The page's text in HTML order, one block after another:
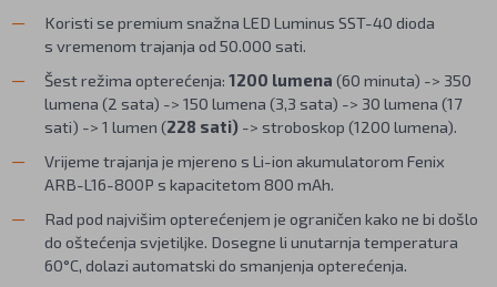
Koristi se premium snažna LED Luminus SST-40 dioda
s vremenom trajanja od 50.000 sati.
Šest režima opterećenja: 1200 lumena (60 minuta) -> 350
lumena (2 sata) -> 150 lumena (3,3 sata) -> 30 lumena (17
sati) -> 1 lumen (228 sati) -> stroboskop (1200 lumena).
Vrijeme trajanja je mjereno s Li-ion akumulatorom Fenix
ARB-L16-800P s kapacitetom 800 mAh.
Rad pod najvišim opterećenjem je ograničen kako ne bi došlo
do oštećenja svjetiljke. Dosegne li unutarnja temperatura
60°C, dolazi automatski do smanjenja opterećenja.